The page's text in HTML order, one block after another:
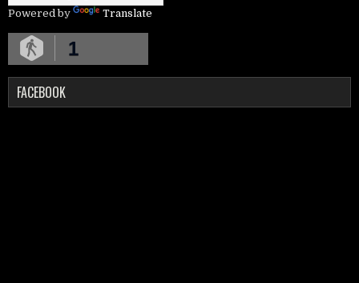
Powered by Translate
1
FACEBOOK